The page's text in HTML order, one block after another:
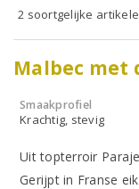
2 soortgelijke
Malbec met
Smaakprofiel
Krachtig, stevig
Uit topterroir
Gerijpt in Franse